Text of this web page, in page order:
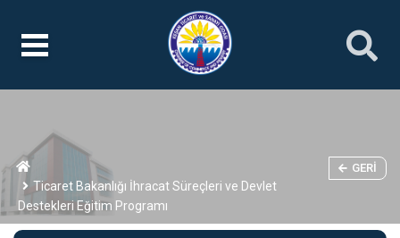
Ticaret Bakanlığı İhracat Süreçleri ve Devlet
Destekleri Eğitim Programı
GERI